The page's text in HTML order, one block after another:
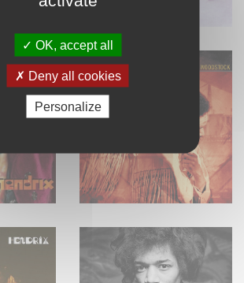
OK, accept all
Deny all cookies
Personalize